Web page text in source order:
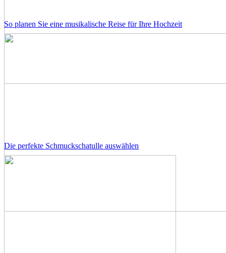
So planen Sie eine musikalische Reise für Ihre Hochzeit
Die perfekte Schmuckschatulle auswählen